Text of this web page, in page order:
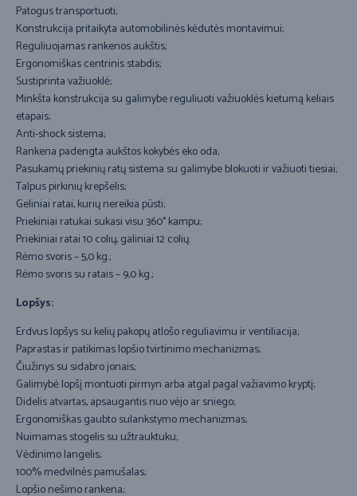
Patogus transportuoti;
Konstrukcija pritaikyta automobilinės kėdutės montavimui;
Reguliuojamas rankenos aukštis;
Ergonomiškas centrinis stabdis;
Sustiprinta važiuoklė;
Minkšta konstrukcija su galimybe reguliuoti važiuoklės kietumą keliais
etapais;
Anti-shock sistema;
Rankena padengta aukštos kokybės eko oda;
Pasukamų priekinių ratų sistema su galimybe blokuoti ir važiuoti tiesiai;
Talpus pirkinių krepšelis;
Geliniai ratai, kurių nereikia pūsti;
Priekiniai ratukai sukasi visu 360° kampu;
Priekiniai ratai 10 colių, galiniai 12 colių.
Rėmo svoris – 5,0 kg.;
Rėmo svoris su ratais – 9,0 kg.;
Lopšys:
Erdvus lopšys su kelių pakopų atlošo reguliavimu ir ventiliacija;
Paprastas ir patikimas lopšio tvirtinimo mechanizmas;
Čiužinys su sidabro jonais;
Galimybė lopšį montuoti pirmyn arba atgal pagal važiavimo kryptį;
Didelis atvartas, apsaugantis nuo vėjo ar sniego;
Ergonomiškas gaubto sulankstymo mechanizmas;
Nuimamas stogelis su užtrauktuku;
Vėdinimo langelis;
100% medvilnės pamušalas;
Lopšio nešimo rankena;